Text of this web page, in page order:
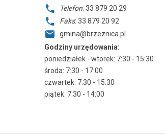
Telefon: 33 879 20 29
Faks: 33 879 20 92
gmina@brzeznica.pl
Godziny urzędowania:
poniedziałek - wtorek: 7:30 - 15:30
środa: 7:30 - 17:00
czwartek: 7:30 - 15:30
piątek: 7:30 - 14:00